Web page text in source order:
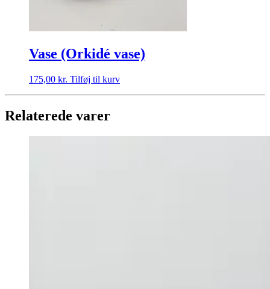
Vase (Orkidé vase)
175,00 kr. Tilføj til kurv
Relaterede varer